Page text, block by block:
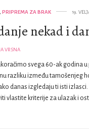
, PRIPREMA ZA BRAK 19.
nekad i
VRSNA
svega 60-ak godina
razliku između tamošenjeg
danas izgledaju ti isti
vlastite kriterije za ulazak i